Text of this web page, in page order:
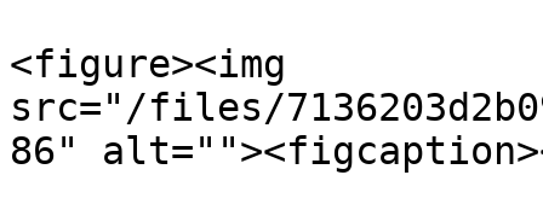
<figure><img
src="/files/
86"